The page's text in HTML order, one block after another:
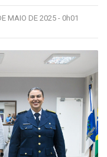
MAIO DE 2025 - 0h01